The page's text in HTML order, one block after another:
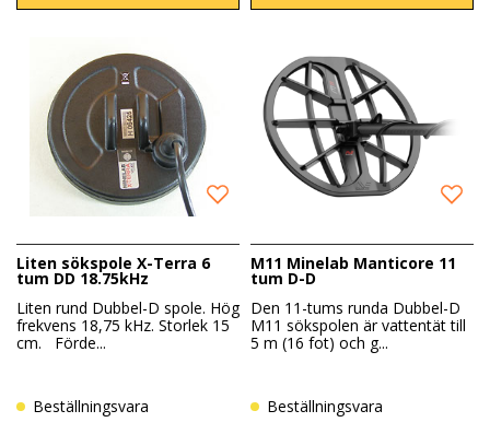
Liten sökspole X-Terra 6
tum DD 18.75kHz
Liten rund Dubbel-D spole. Hög
frekvens 18,75 kHz. Storlek 15
cm. Förde...
Beställningsvara
M11 Minelab Manticore 11
tum D-D
Den 11-tums runda Dubbel-D
M11 sökspolen är vattentät till
5 m (16 fot) och g...
Beställningsvara